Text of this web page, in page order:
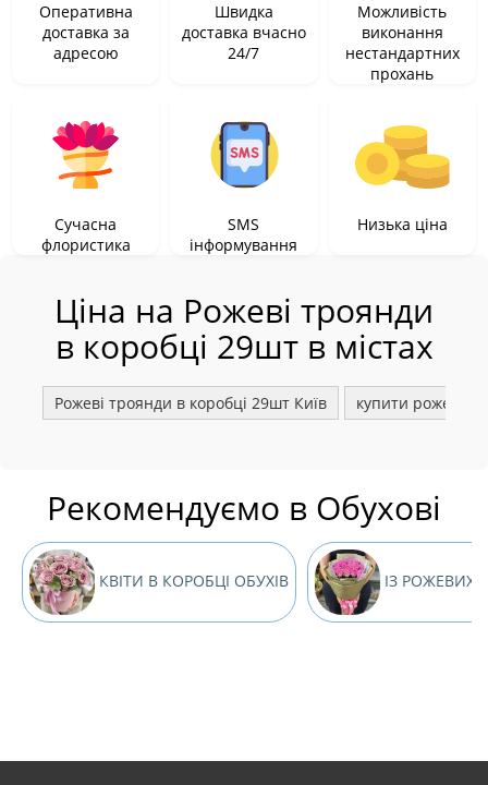
Оперативна
доставка за
адресою
Швидка
доставка вчасно
24/7
Можливість
виконання
нестандартних
прохань
Сучасна
флористика
SMS
інформування
Низька ціна
Ціна на Рожеві троянди
в коробці 29шт в містах
Рожеві троянди в коробці 29шт Київ купити рожеві
Рекомендуємо в Обухові
КВІТИ В КОРОБЦІ ОБУХІВ ІЗ РОЖЕВИХ